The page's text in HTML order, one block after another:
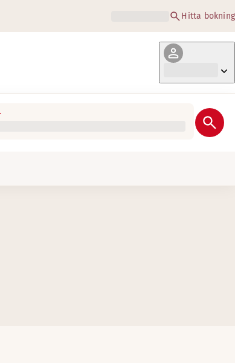
Hitta bokning